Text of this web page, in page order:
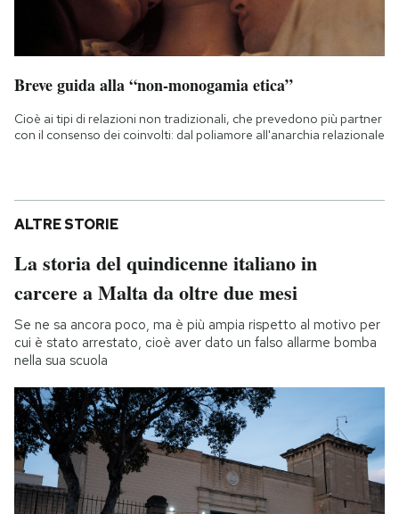
Breve guida alla “non-monogamia etica”
Cioè ai tipi di relazioni non tradizionali, che prevedono più partner
con il consenso dei coinvolti: dal poliamore all'anarchia relazionale
ALTRE STORIE
La storia del quindicenne italiano in
carcere a Malta da oltre due mesi
Se ne sa ancora poco, ma è più ampia rispetto al motivo per
cui è stato arrestato, cioè aver dato un falso allarme bomba
nella sua scuola